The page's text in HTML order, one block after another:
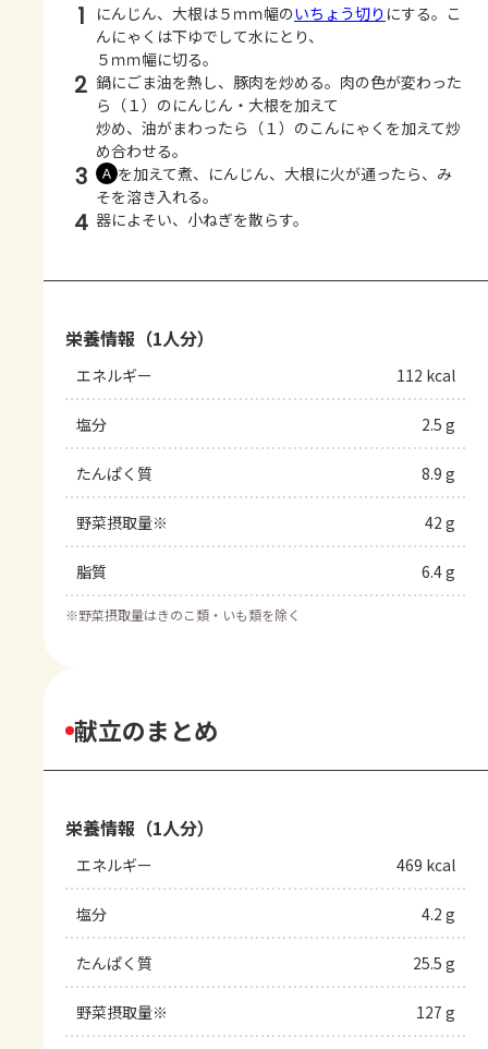
1 にんじん、大根は５ｍｍ幅のいちょう切り にする。こ
んにゃくは下ゆでして水にとり、
５ｍｍ幅に切る。
2 鍋にごま油を熱し、豚肉を炒める。肉の色が変わった
ら（１）のにんじん・大根を加えて
炒め、油がまわったら（１）のこんにゃくを加えて炒
め合わせる。
3 Ａ を加えて煮、にんじん、大根に火が通ったら、み
そを溶き入れる。
4 器によそい、小ねぎを散らす。
栄養情報（1人分）
エネルギー 112 kcal
塩分 2.5 g
たんぱく質 8.9 g
野菜摂取量※ 42 g
脂質 6.4 g
※野菜摂取量はきのこ類・いも類を除く
献立のまとめ
栄養情報（1人分）
エネルギー 469 kcal
塩分 4.2 g
たんぱく質 25.5 g
野菜摂取量※ 127 g